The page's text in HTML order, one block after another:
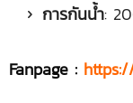
การกันน้ำ:
Fanpage :